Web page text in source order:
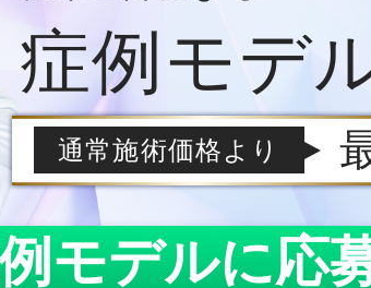
症例モデ
通常施術価格より
モデルに応